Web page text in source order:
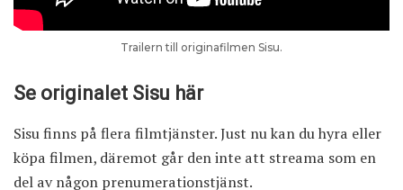
Trailern till originafilmen Sisu.
Se originalet Sisu här
Sisu finns på flera filmtjänster. Just nu kan du hyra eller
köpa filmen, däremot går den inte att streama som en
del av någon prenumerationstjänst.